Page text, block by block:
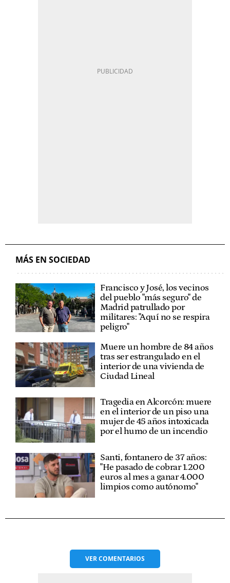
MÁS EN SOCIEDAD
Francisco y José, los vecinos
del pueblo "más seguro" de
Madrid patrullado por
militares: "Aquí no se respira
peligro"
Muere un hombre de 84 años
tras ser estrangulado en el
interior de una vivienda de
Ciudad Lineal
Tragedia en Alcorcón: muere
en el interior de un piso una
mujer de 45 años intoxicada
por el humo de un incendio
Santi, fontanero de 37 años:
"He pasado de cobrar 1.200
euros al mes a ganar 4.000
limpios como autónomo"
VERCOMENTARIOS